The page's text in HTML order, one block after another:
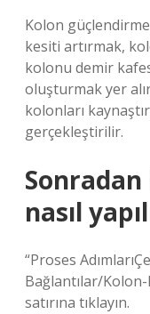
Kolon
kesiti artırmak,
kolonu demir
oluşturmak yer
kolonları
gerçekleştirilir.
nasıl
“Proses
Bağlantılar/Kolon-
satırına tıklayın.